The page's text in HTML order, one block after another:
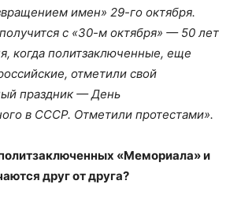
имен» 29-го октября.
с «30-м октября» — 50 лет
когда политзаключенные, еще
отметили свой
праздник — День
в СССР. Отметили протестами».
«Мемориала» и
друг от друга?